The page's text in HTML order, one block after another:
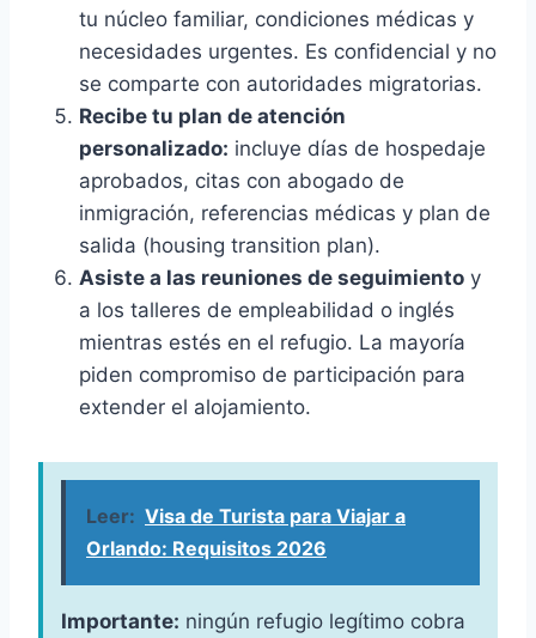
tu núcleo familiar, condiciones médicas y
necesidades urgentes. Es confidencial y no
se comparte con autoridades migratorias.
Recibe tu plan de atención
personalizado: incluye días de hospedaje
aprobados, citas con abogado de
inmigración, referencias médicas y plan de
salida (housing transition plan).
Asiste a las reuniones de seguimiento y
a los talleres de empleabilidad o inglés
mientras estés en el refugio. La mayoría
piden compromiso de participación para
extender el alojamiento.
Leer: Visa de Turista para Viajar a
Orlando: Requisitos 2026
Importante: ningún refugio legítimo cobra